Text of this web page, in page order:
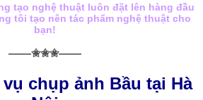
tạo nghệ thuật luôn đặt lên hàng đầu
tôi tạo nên tác phẩm nghệ thuật cho
bạn!
——✬✬✬——
chụp ảnh Bầu tại Hà